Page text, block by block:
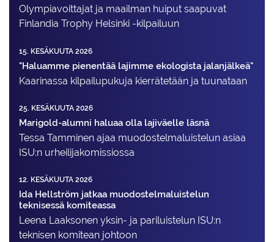
Olympiavoittajat ja maailman huiput saapuvat
Finlandia Trophy Helsinki -kilpailuun
15. KESÄKUUTA 2026
"Haluamme pienentää lajimme ekologista jalanjälkeä"
Kaarinassa kilpailupukuja kierrätetään ja tuunataan
25. KESÄKUUTA 2026
Marigold-alumni haluaa olla lajiväelle läsnä
Tessa Tamminen ajaa muodostelma­luistelun asiaa
ISU:n urheilija­komissiossa
12. KESÄKUUTA 2026
Ida Hellström jatkaa muodostelmaluistelun
teknisessä komiteassa
Leena Laaksonen yksin- ja pariluistelun ISU:n
teknisen komitean johtoon